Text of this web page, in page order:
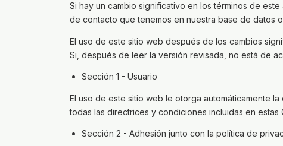
Si hay un cambio significativo en los términos de
de contacto que tenemos en nuestra base de datos
El uso de este sitio web después de los cambios
Si, después de leer la versión revisada, no está de
Sección 1 - Usuario
El uso de este sitio web le otorga automáticamente
todas las directrices y condiciones incluidas en estas
Sección 2 - Adhesión junto con la política de